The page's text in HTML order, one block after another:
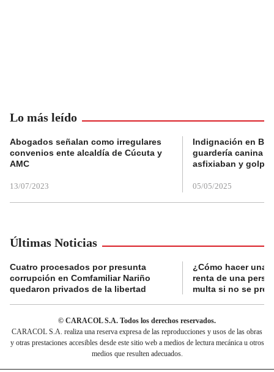
Lo más leído
Abogados señalan como irregulares
convenios ente alcaldía de Cúcuta y
AMC
13/07/2023
Indignación en
guardería canina
asfixiaban y
05/05/2025
Últimas Noticias
Cuatro procesados por presunta
corrupción en Comfamiliar Nariño
quedaron privados de la libertad
¿Cómo hacer una
renta de una
multa si no se
© CARACOL S.A. Todos los derechos reservados.
CARACOL S.A. realiza una reserva expresa de las reproducciones y usos de las obras
y otras prestaciones accesibles desde este sitio web a medios de lectura mecánica u otros
medios que resulten adecuados.